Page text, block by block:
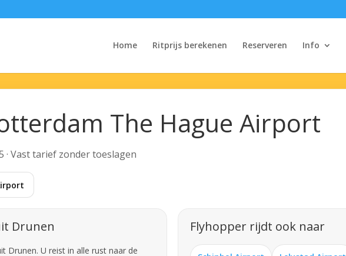
Home Ritprijs berekenen Reserveren Info
The Hague Airport
· Vast tarief zonder toeslagen
Drunen
Drunen. U reist in alle rust naar de
Flyhopper rijdt ook naar